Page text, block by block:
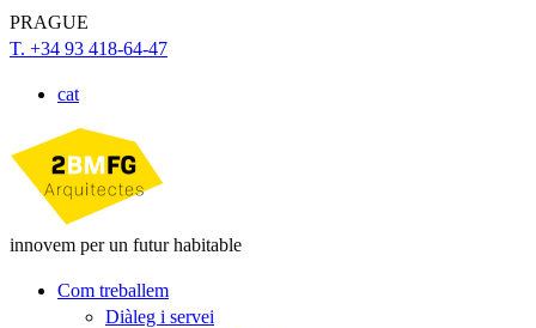
PRAGUE
T. +34 93 418-64-47
cat
innovem per un futur habitable
Com treballem
Diàleg i servei